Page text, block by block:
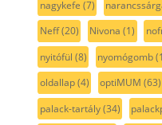
nagykefe (7)
Neff(20) Nivona (1)
nyitófül (8) nyomógomb
oldallap(4) optiMUM (63)
palack-tartály(34)